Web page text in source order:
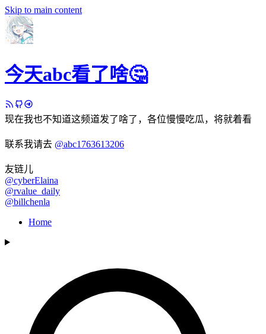
Skip to main content
今天abc看了啥🤔
现在我也不知道这频道发了啥了，各位慢慢吃瓜，将就着看
联系我请去 @abc1763613206
友链儿
@cyberElaina
@rvalue_daily
@billchenla
Home